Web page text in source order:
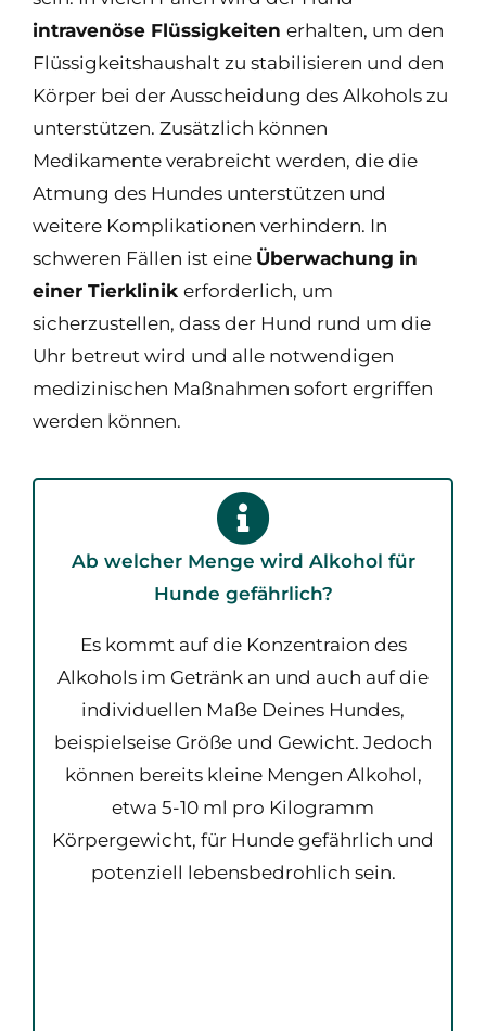
intravenöse Flüssigkeiten erhalten, um den
Flüssigkeitshaushalt zu stabilisieren und den
Körper bei der Ausscheidung des Alkohols zu
unterstützen. Zusätzlich können
Medikamente verabreicht werden, die die
Atmung des Hundes unterstützen und
weitere Komplikationen verhindern. In
schweren Fällen ist eine Überwachung in
einer Tierklinik erforderlich, um
sicherzustellen, dass der Hund rund um die
Uhr betreut wird und alle notwendigen
medizinischen Maßnahmen sofort ergriffen
werden können.
Ab welcher Menge wird Alkohol für
Hunde gefährlich?
Es kommt auf die Konzentraion des
Alkohols im Getränk an und auch auf die
individuellen Maße Deines Hundes,
beispielseise Größe und Gewicht. Jedoch
können bereits kleine Mengen Alkohol,
etwa 5-10 ml pro Kilogramm
Körpergewicht, für Hunde gefährlich und
potenziell lebensbedrohlich sein.